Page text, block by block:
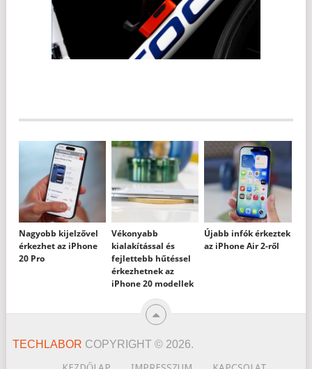
Nagyobb kijelzővel
érkezhet az iPhone
20 Pro
Vékonyabb
kialakítással és
fejlettebb hűtéssel
érkezhetnek az
iPhone 20 modellek
Újabb infók érkeztek
az iPhone Air 2-ről
TECHLABOR COPYRIGHT © 2026.